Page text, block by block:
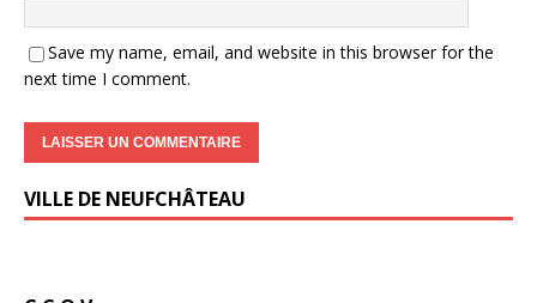
Save my name, email, and website in this browser for the
next time I comment.
VILLE DE NEUFCHÂTEAU